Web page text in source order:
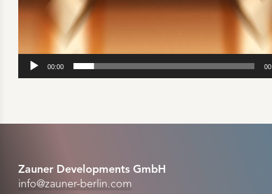
00:00
Zauner Developments GmbH
info@zauner-berlin.com